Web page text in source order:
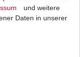
und weitere
Daten in unserer